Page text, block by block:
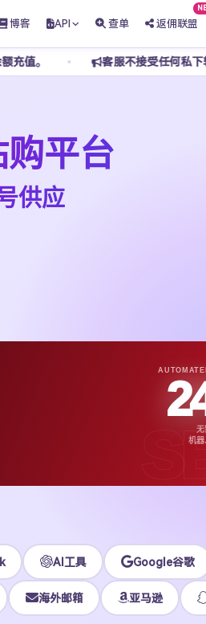
博客 API 查单 返佣联盟
客服不接受任何私下转账，请勿添加私
平台
供应
无
机器
AI工具 Google谷歌
海外邮箱 亚马逊